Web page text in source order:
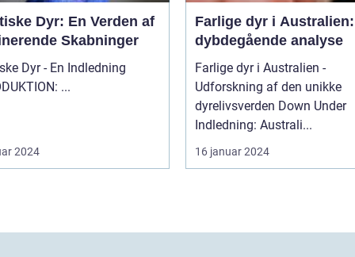
Dyr: En Verden af
Skabninger
Dyr - En Indledning
INTRODUKTION: ...
2024
Farlige dyr i
dybdegående analyse
Farlige dyr i Australien -
Udforskning af den unikke
dyrelivsverden Down Under
Indledning: Australi...
16 januar 2024